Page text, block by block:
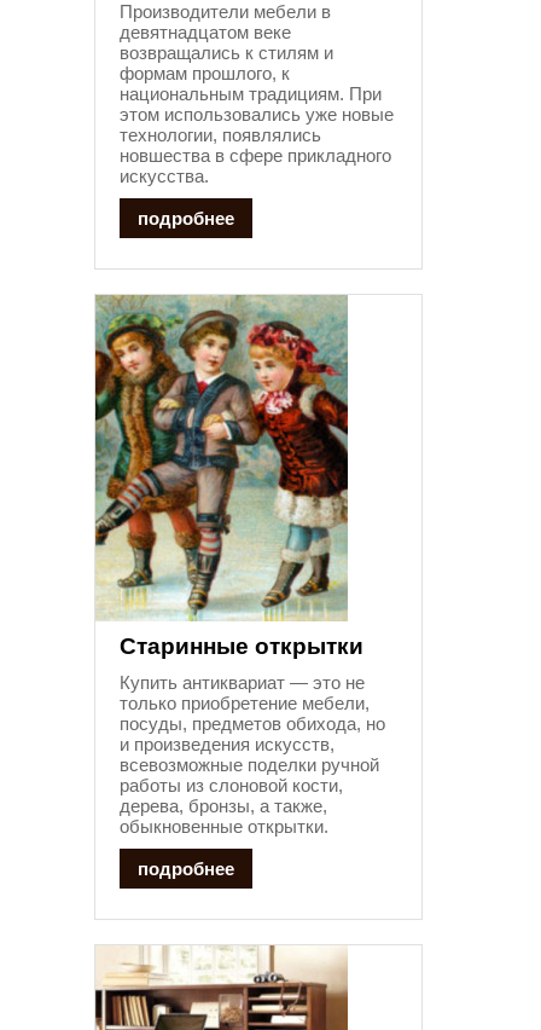
Производители мебели в
девятнадцатом веке
возвращались к стилям и
формам прошлого, к
национальным традициям. При
этом использовались уже новые
технологии, появлялись
новшества в сфере прикладного
искусства.
подробнее
Старинные открытки
Купить антиквариат — это не
только приобретение мебели,
посуды, предметов обихода, но
и произведения искусств,
всевозможные поделки ручной
работы из слоновой кости,
дерева, бронзы, а также,
обыкновенные открытки.
подробнее